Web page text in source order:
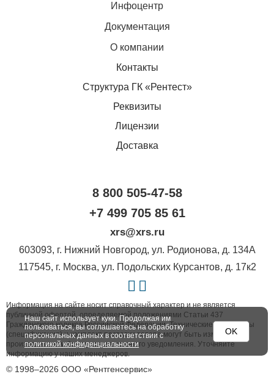
Инфоцентр
Документация
О компании
Контакты
Структура ГК «Рентест»
Реквизиты
Лицензии
Доставка
8 800 505-47-58
+7 499 705 85 61
xrs@xrs.ru
603093, г. Нижний Новгород, ул. Родионова, д. 134А
117545, г. Москва, ул. Подольских Курсантов, д. 17к2
Информация на сайте носит справочный характер и не является
публичной офертой, определяемой положениями Статьи 437
Гражданского кодекса Российской Федерации. Технические параметры
(спецификация) и комплект поставки товара могут быть изменены
производителем без предварительного уведомления. Уточняйте
информацию у наших менеджеров.
© 1998–2026 ООО «Рентгенсервис»
Наш сайт использует куки. Продолжая им
пользоваться, вы соглашаетесь на обработку
персональных данных в соответствии с
политикой конфиденциальности
OK